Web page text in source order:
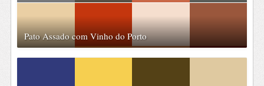
Pato Assado com Vinho do Porto